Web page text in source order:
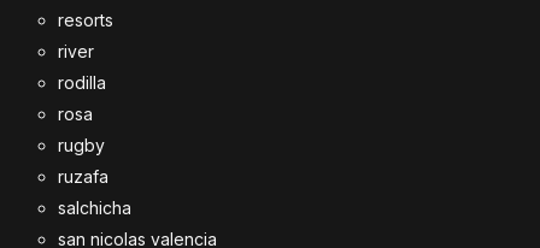
resorts
river
rodilla
rosa
rugby
ruzafa
salchicha
san nicolas valencia